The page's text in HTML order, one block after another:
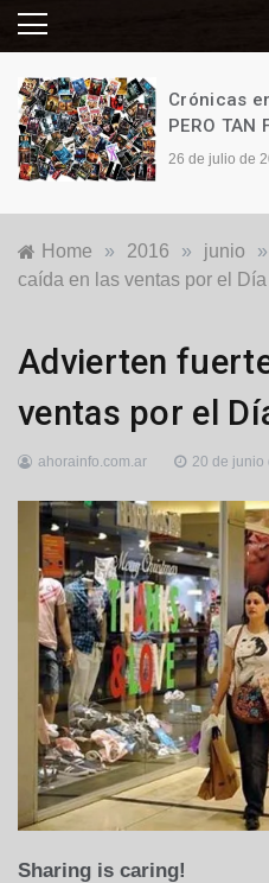
Crónicas
PERO TAN
26 de julio de
Home » 2016 » junio »
caída en las ventas por el
Economía
Nacionales
Advierten
ventas por el
ahorainfo.com.ar 20 de junio
Sharing is caring!